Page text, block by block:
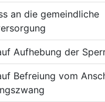
an die gemeindliche
Aufhebung der
Befreiung vom